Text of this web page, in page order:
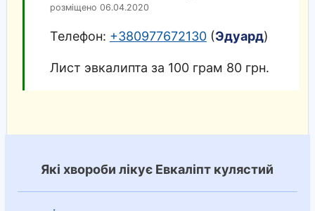
розміщено 06.04.2020
Телефон: +380977672130(Эдуард)
Лист эвкалипта за 100 грам 80 грн.
Які хвороби лікує Евкаліпт кулястий